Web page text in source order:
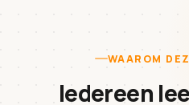
WAAROM
Iedereen